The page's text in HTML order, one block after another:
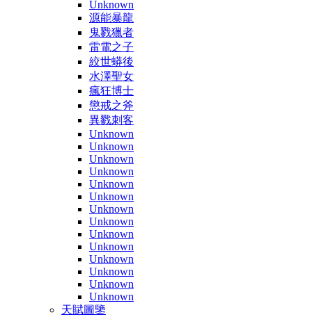
Unknown
源能暴龍
鬼戮獵者
雷電之子
絞世蟒後
水澤聖女
瘋狂博士
懲戒之斧
異戮刺客
Unknown
Unknown
Unknown
Unknown
Unknown
Unknown
Unknown
Unknown
Unknown
Unknown
Unknown
Unknown
Unknown
Unknown
天賦圖鑒